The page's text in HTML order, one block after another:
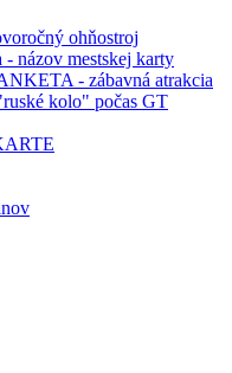
ohňostroj
- názov mestskej karty
- zábavná atrakcia
kolo" počas GT